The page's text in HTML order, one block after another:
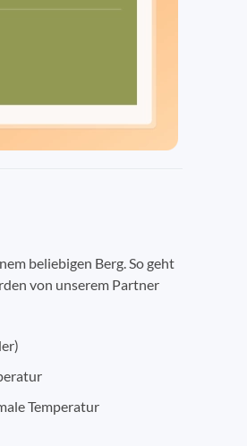
beliebigen Berg. So geht
von unserem Partner
Temperatur